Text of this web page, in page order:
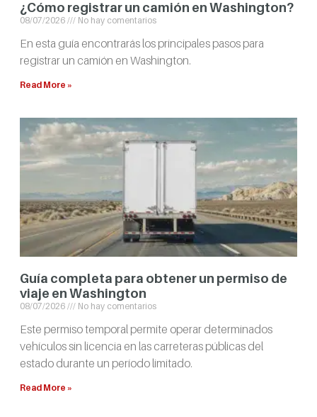
¿Cómo registrar un camión en Washington?
08/07/2026 No hay comentarios
En esta guía encontrarás los principales pasos para
registrar un camión en Washington.
Read More »
Guía completa para obtener un permiso de
viaje en Washington
08/07/2026 No hay comentarios
Este permiso temporal permite operar determinados
vehículos sin licencia en las carreteras públicas del
estado durante un período limitado.
Read More »